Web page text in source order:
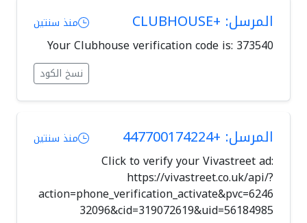
المرسل: +CLUBHOUSE منذ سنتين
Your Clubhouse verification code is: 373540
نسخ الكود
المرسل: +447700174224 منذ سنتين
Click to verify your Vivastreet ad:
https://vivastreet.co.uk/api/?
action=phone_verification_activate&pvc=6246
32096&cid=319072619&uid=56184985